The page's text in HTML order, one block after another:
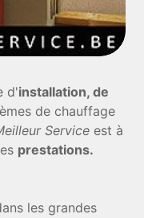
d'installation, de
de chauffage
Service est à
prestations.
les grandes